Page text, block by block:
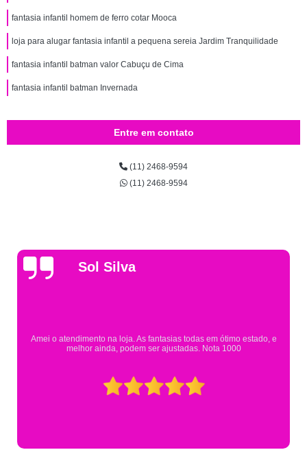
fantasia infantil homem de ferro cotar Mooca
loja para alugar fantasia infantil a pequena sereia Jardim Tranquilidade
fantasia infantil batman valor Cabuçu de Cima
fantasia infantil batman Invernada
Entre em contato
(11) 2468-9594
(11) 2468-9594
Gsutavo Pinto
Pesquisei em mais de 20 lojas e só encontrei a fantasia de meu filho
Eureka. Cheguei praticamente no horário em que estavam fechando
mesmo assim fui muito bem atendido.